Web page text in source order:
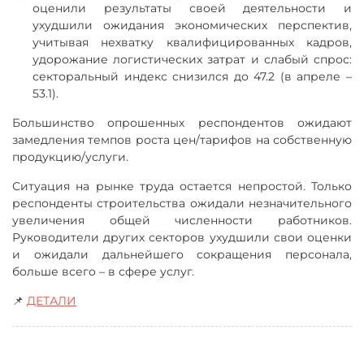
оценили результаты своей деятельности и
ухудшили ожидания экономических перспектив,
учитывая нехватку квалифицированных кадров,
удорожание логистических затрат и слабый спрос:
секторальный индекс снизился до 47.2 (в апреле –
53.1).
Большинство опрошенных респондентов ожидают
замедления темпов роста цен/тарифов на собственную
продукцию/услуги.
Ситуация на рынке труда остается непростой. Только
респонденты строительства ожидали незначительного
увеличения общей численности работников.
Руководители других секторов ухудшили свои оценки
и ожидали дальнейшего сокращения персонала,
больше всего – в сфере услуг.
📌 ДЕТАЛИ